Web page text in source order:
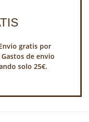
Envio gratis por
de envio
solo 25€.